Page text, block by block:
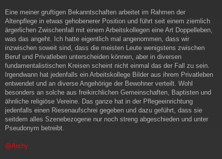
Eine meiner gruftigen Bekanntschaften arbeitet im Rahmen der
Altenpflege in etwas gehobenerer Position und führt seit einem ziemlich
ärgerlichen Zwischenfall mit einem Arbeitskollegen eine Art Doppelleben,
was das angeht. Ich hatte eigentlich mal angenommen, dass wir
inzwischen soweit sind, dass die meisten Leute wenigstens zwischen
Beruf und Privatleben unterscheiden können, aber in diversen
fundamentalistischen Kreisen scheint nicht einmal das der Fall zu sein.
Irgendwann hat jedenfalls ein Arbeitskollege Bilder aus ihrem Privatleben
entwendet und an diverse Angehörige der Bewohner verteilt. Wohl
besonders an solche aus freikirchlichen Gemeinschaften, Baptisten und
ähnliche religiöse Vereine. Das ganze hat in der Pflegeeinrichtung
jedenfalls einen Riesenaufschrei gegeben und dazu geführt, dass sie
seitdem alles Szenebezogene nur noch streng abgeschieden und unter
Pseudonym betreibt.
@Archy